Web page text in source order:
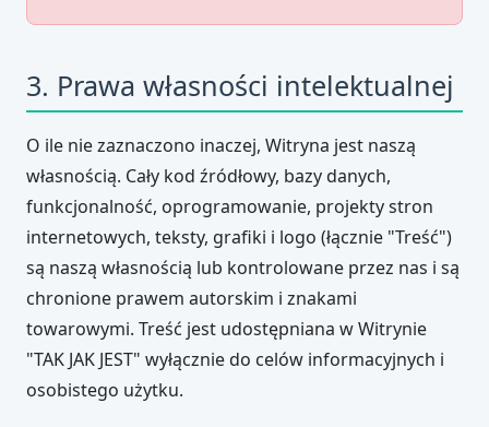
3. Prawa własności intelektualnej
O ile nie zaznaczono inaczej, Witryna jest naszą
własnością. Cały kod źródłowy, bazy danych,
funkcjonalność, oprogramowanie, projekty stron
internetowych, teksty, grafiki i logo (łącznie "Treść")
są naszą własnością lub kontrolowane przez nas i są
chronione prawem autorskim i znakami
towarowymi. Treść jest udostępniana w Witrynie
"TAK JAK JEST" wyłącznie do celów informacyjnych i
osobistego użytku.